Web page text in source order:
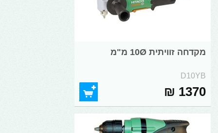
מקדחה זוויתית 10Ø מ"מ
D10YB
1370 ₪